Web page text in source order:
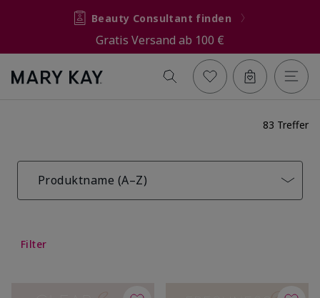
Beauty Consultant finden
Gratis Versand ab 100 €
83 Treffer
Produktname (A–Z)
Filter